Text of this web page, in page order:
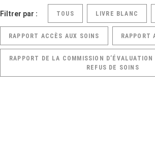
Filtrer par : TOUS LIVRE BLANC
RAPPORT ACCÈS AUX SOINS RAPPORT
RAPPORT DE LA COMMISSION D’ÉVALUATION
REFUS DE SOINS